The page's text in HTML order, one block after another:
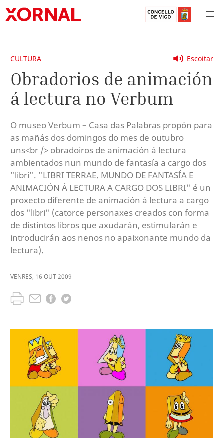
Escoitar
CULTURA
Obradorios de animación
á lectura no Verbum
O museo Verbum – Casa das Palabras propón para
as mañás dos domingos do mes de outubro
uns<br /> obradoiros de animación á lectura
ambientados nun mundo de fantasía a cargo dos
"libri". "LIBRI TERRAE. MUNDO DE FANTASÍA E
ANIMACIÓN Á LECTURA A CARGO DOS LIBRI" é un
proxecto diferente de animación á lectura a cargo
dos "libri" (catorce personaxes creados con forma
de distintos libros que axudarán, estimularán e
introducirán aos nenos no apaixonante mundo da
lectura).
VENRES, 16 OUT2009